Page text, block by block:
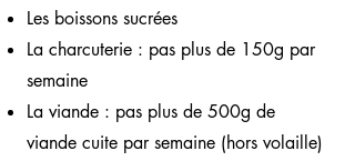
Les boissons sucrées
La charcuterie : pas plus de 150g par
semaine
La viande : pas plus de 500g de
viande cuite par semaine (hors volaille)